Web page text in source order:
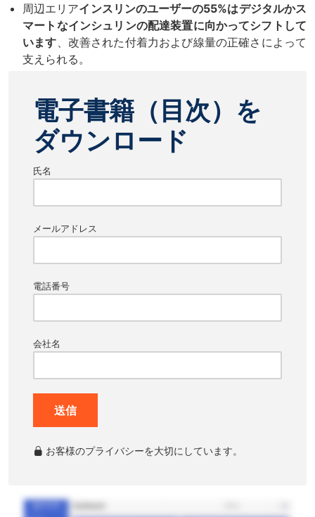
周辺エリアインスリンのユーザーの55%はデジタルかス
マートなインシュリンの配達装置に向かってシフトして
います 、改善された付着力および線量の正確さによって
支えられる。
電子書籍（目次）を
ダウンロード
氏名
メールアドレス
電話番号
会社名
送信
お客様のプライバシーを大切にしています。